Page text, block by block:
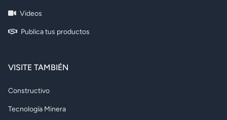
Videos
Publica tus productos
VISITE TAMBIÉN
Constructivo
Tecnología Minera